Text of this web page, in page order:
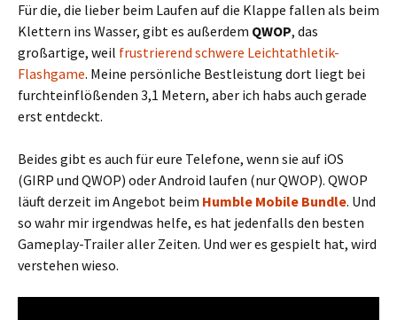
Für die, die lieber beim Laufen auf die Klappe fallen als beim
Klettern ins Wasser, gibt es außerdem QWOP, das
großartige, weil frustrierend schwere Leichtathletik-
Flashgame. Meine persönliche Bestleistung dort liegt bei
furchteinflößenden 3,1 Metern, aber ich habs auch gerade
erst entdeckt.
Beides gibt es auch für eure Telefone, wenn sie auf iOS
(GIRP und QWOP) oder Android laufen (nur QWOP). QWOP
läuft derzeit im Angebot beim Humble Mobile Bundle. Und
so wahr mir irgendwas helfe, es hat jedenfalls den besten
Gameplay-Trailer aller Zeiten. Und wer es gespielt hat, wird
verstehen wieso.